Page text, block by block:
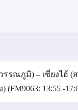
รณภูมิ) – เซี่ยงไฮ้ (ส
13:55 -